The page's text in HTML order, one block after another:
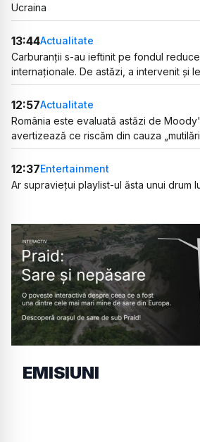
Ucraina
13:44Actualitate
Carburanții s-au ieftinit pe fondul
internaționale. De astăzi, a intervenit și
12:57Actualitate
România este evaluată astăzi de
avertizează ce riscăm din cauza
12:37Entertainment
Ar supraviețui playlist-ul ăsta unui drum
EMISIUNI